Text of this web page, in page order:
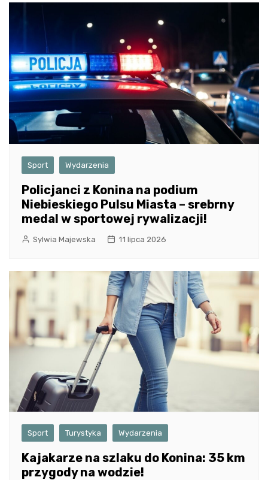
Sport Wydarzenia
Policjanci z Konina na podium
Niebieskiego Pulsu Miasta – srebrny
medal w sportowej rywalizacji!
Sylwia Majewska 11 lipca 2026
Sport Turystyka Wydarzenia
Kajakarze na szlaku do Konina: 35 km
przygody na wodzie!